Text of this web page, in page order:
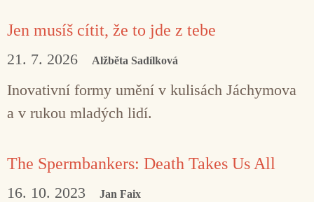
Jen musíš cítit, že to jde z tebe
21. 7. 2026 Alžběta Sadílková
Inovativní formy umění v kulisách Jáchymova
a v rukou mladých lidí.
The Spermbankers: Death Takes Us All
16. 10. 2023 Jan Faix